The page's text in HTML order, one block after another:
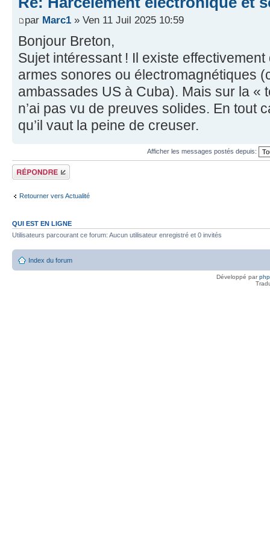
par Marc1 » Ven 11 Juil 2025 10:59
Bonjour Breton,
Sujet intéressant ! Il existe
armes sonores ou électromagnétiques
ambassades US à Cuba). Mais sur la «
n’ai pas vu de preuves solides. En tout
qu’il vaut la peine de creuser.
Afficher les messages postés depuis:
Répondre
Retourner vers Actualité
QUI EST EN LIGNE
Utilisateurs parcourant ce forum: Aucun utilisateur enregistré et 0 invités
Index du forum
Développé par